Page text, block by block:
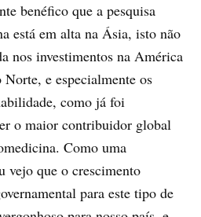
benéfico que a pesquisa
está em alta na Ásia, isto não
nos investimentos na América
e especialmente os
como já foi
o maior contribuidor global
Como uma
vejo que o crescimento
para este tipo de